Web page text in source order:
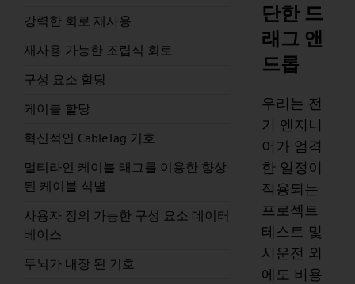
강력한 회로 재사용
재사용 가능한 조립식 회로
구성 요소 할당
케이블 할당
혁신적인 CableTag 기호
멀티라인 케이블 태그를 이용한 향상
된 케이블 식별
사용자 정의 가능한 구성 요소 데이터
베이스
두뇌가 내장 된 기호
단한 드
래그 앤
드롭
우리는 전
기 엔지니
어가 엄격
한 일정이
적용되는
프로젝트
테스트 및
시운전 외
에도 비용